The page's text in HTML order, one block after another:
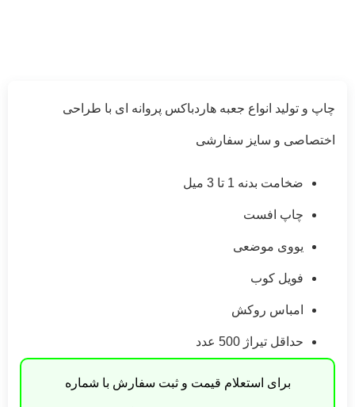
چاپ و تولید انواع جعبه هاردباکس پروانه ای با طراحی
اختصاصی و سایز سفارشی
ضخامت بدنه 1 تا 3 میل
چاپ افست
یووی موضعی
فویل کوب
امباس روکش
حداقل تیراژ 500 عدد
برای استعلام قیمت و ثبت سفارش با شماره